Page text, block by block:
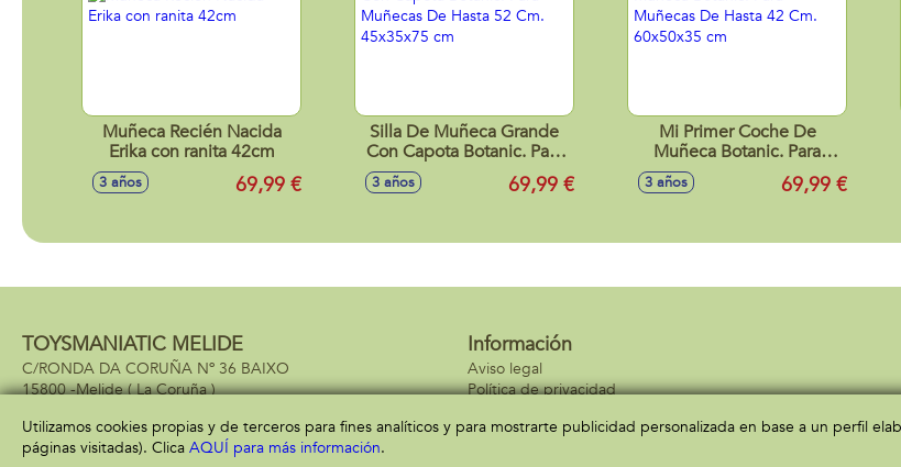
Muñeca Recién Nacida
Erika con ranita 42cm
3 años 69,99 €
Silla De Muñeca Grande
Con Capota Botanic. Para
Muñecas De Hasta 52 Cm.
45x35x75 cm
3 años 69,99 €
Mi Primer Coche De
Muñeca Botanic. Para
Muñecas De Hasta 42 Cm.
60x50x35 cm
3 años 69,99 €
TOYSMANIATIC MELIDE
C/RONDA DA CORUÑA Nº 36 BAIXO
15800 -Melide( La Coruña )
Información
Aviso legal
Política de privacidad
Utilizamos cookies propias y de terceros para fines analíticos y para mostrarte publicidad personalizada en base a un perfil
páginas visitadas). Clica AQUÍ para más información.